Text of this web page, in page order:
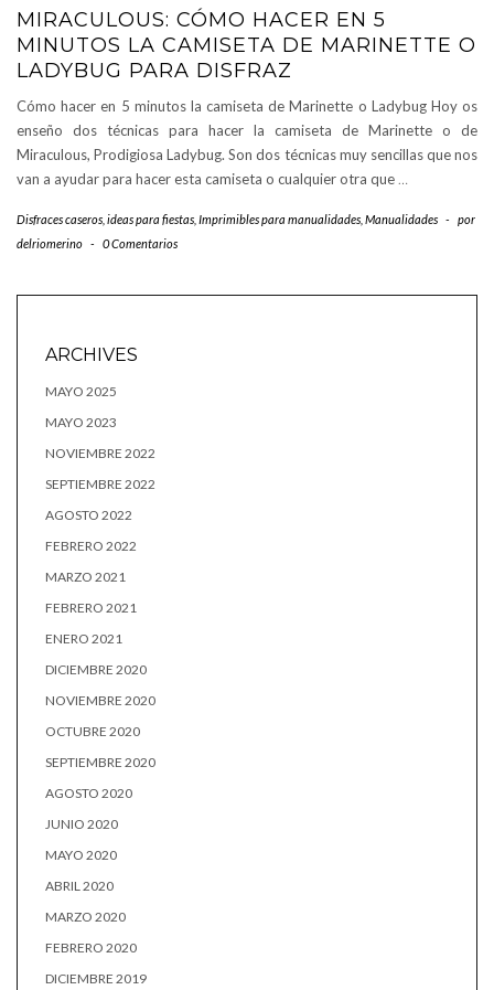
MIRACULOUS: CÓMO HACER EN 5
MINUTOS LA CAMISETA DE MARINETTE O
LADYBUG PARA DISFRAZ
Cómo hacer en 5 minutos la camiseta de Marinette o Ladybug Hoy os
enseño dos técnicas para hacer la camiseta de Marinette o de
Miraculous, Prodigiosa Ladybug. Son dos técnicas muy sencillas que nos
van a ayudar para hacer esta camiseta o cualquier otra que …
Disfraces caseros ideas para fiestas Imprimibles para manualidades Manualidades -
por
delriomerino - 0 Comentarios
ARCHIVES
MAYO 2025
MAYO 2023
NOVIEMBRE 2022
SEPTIEMBRE 2022
AGOSTO 2022
FEBRERO 2022
MARZO 2021
FEBRERO 2021
ENERO 2021
DICIEMBRE 2020
NOVIEMBRE 2020
OCTUBRE 2020
SEPTIEMBRE 2020
AGOSTO 2020
JUNIO 2020
MAYO 2020
ABRIL 2020
MARZO 2020
FEBRERO 2020
DICIEMBRE 2019